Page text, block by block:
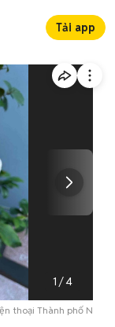
Tải app
1 /4
thoại Thành phố Nha